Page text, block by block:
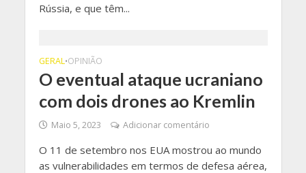
Rússia, e que têm...
GERAL•OPINIÃO
O eventual ataque ucraniano
com dois drones ao Kremlin
Maio 5, 2023 Adicionar comentário
O 11 de setembro nos EUA mostrou ao mundo
as vulnerabilidades em termos de defesa aérea,